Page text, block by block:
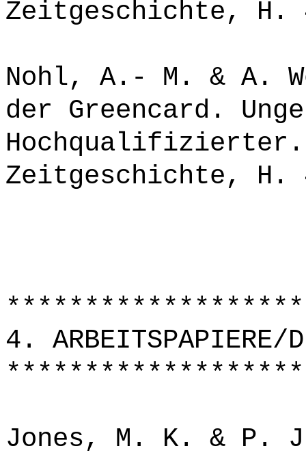
Zeitgeschichte,
Nohl, A.- M. & A.
der Greencard.
Zeitgeschichte, H.
4. ARBEITSPAPIERE/
Jones, M. K. & P.